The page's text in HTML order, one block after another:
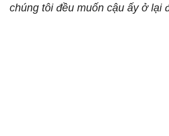
chúng tôi đều muốn cậu ấy ở lại